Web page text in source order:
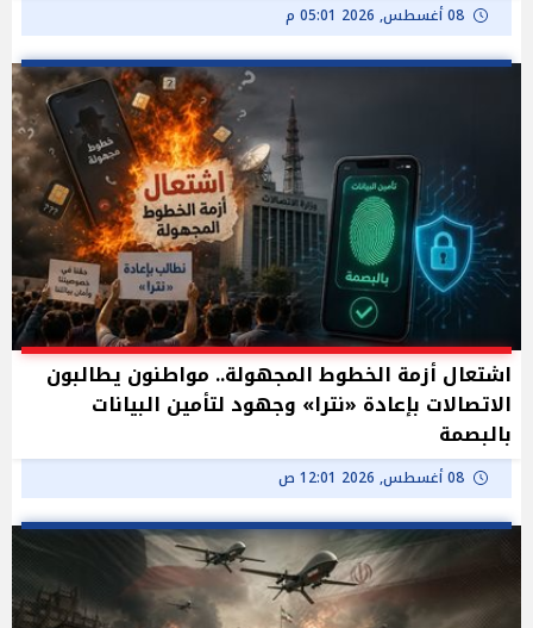
08 أغسطس, 2026 05:01 م
اشتعال أزمة الخطوط المجهولة.. مواطنون يطالبون
الاتصالات بإعادة «نترا» وجهود لتأمين البيانات
بالبصمة
08 أغسطس, 2026 12:01 ص